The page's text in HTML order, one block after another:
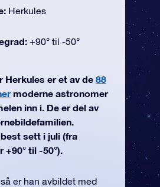
Herkules
+90° til -50°
Herkules er et av de 88
moderne astronomer
inn i. De er del av
sett i juli (fra
til -50°).
er han avbildet med